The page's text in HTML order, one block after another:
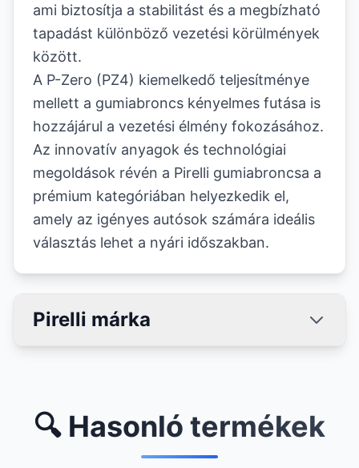
ami biztosítja a stabilitást és a megbízható
tapadást különböző vezetési körülmények
között.
A P-Zero (PZ4) kiemelkedő teljesítménye
mellett a gumiabroncs kényelmes futása is
hozzájárul a vezetési élmény fokozásához.
Az innovatív anyagok és technológiai
megoldások révén a Pirelli gumiabroncsa a
prémium kategóriában helyezkedik el,
amely az igényes autósok számára ideális
választás lehet a nyári időszakban.
Pirelli márka
🔍 Hasonló termékek